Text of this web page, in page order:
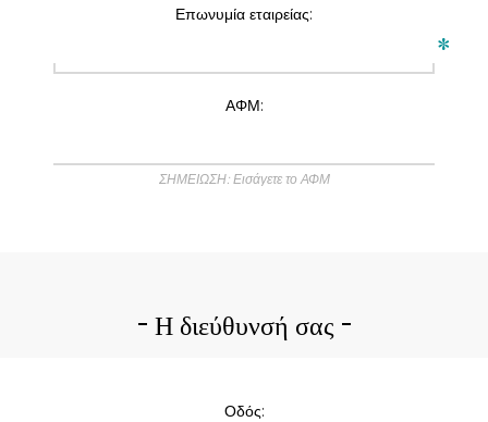
Επωνυμία εταιρείας:
*
ΑΦΜ:
ΣΗΜΕΙΩΣΗ: Εισάγετε το ΑΦΜ
Η διεύθυνσή σας
Οδός: